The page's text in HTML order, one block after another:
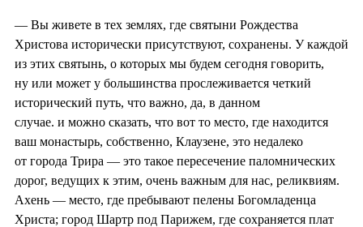
— Вы живете в тех землях, где святыни Рождества
Христова исторически присутствуют, сохранены. У каждой
из этих святынь, о которых мы будем сегодня говорить,
ну или может у большинства прослеживается четкий
исторический путь, что важно, да, в данном
случае. и можно сказать, что вот то место, где находится
ваш монастырь, собственно, Клаузене, это недалеко
от города Трира — это такое пересечение паломнических
дорог, ведущих к этим, очень важным для нас, реликвиям.
Ахень — место, где пребывают пелены Богомладенца
Христа; город Шартр под Парижем, где сохраняется плат